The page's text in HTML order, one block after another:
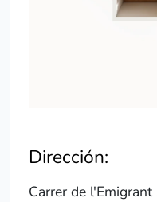
Dirección:
Carrer de